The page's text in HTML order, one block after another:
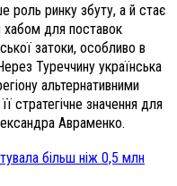
роль ринку збуту, а й стає
для поставок
затоки, особливо в
Туреччину українська
альтернативними
значення для
Авраменко.
більш ніж 0,5 млн